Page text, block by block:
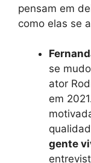
pensam em
como elas se
se
ator
em
gente